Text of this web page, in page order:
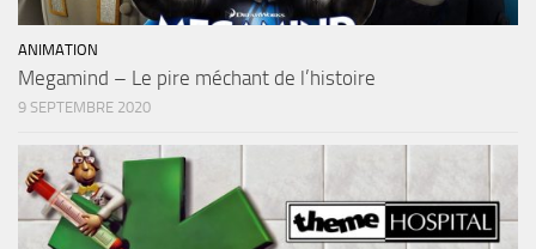
ANIMATION
Megamind – Le pire méchant de l’histoire
9 SEPTEMBRE 2020